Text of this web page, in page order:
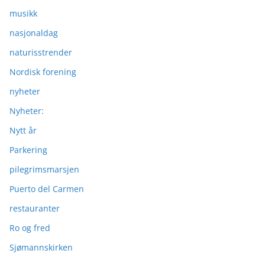
musikk
nasjonaldag
naturisstrender
Nordisk forening
nyheter
Nyheter:
Nytt år
Parkering
pilegrimsmarsjen
Puerto del Carmen
restauranter
Ro og fred
Sjømannskirken